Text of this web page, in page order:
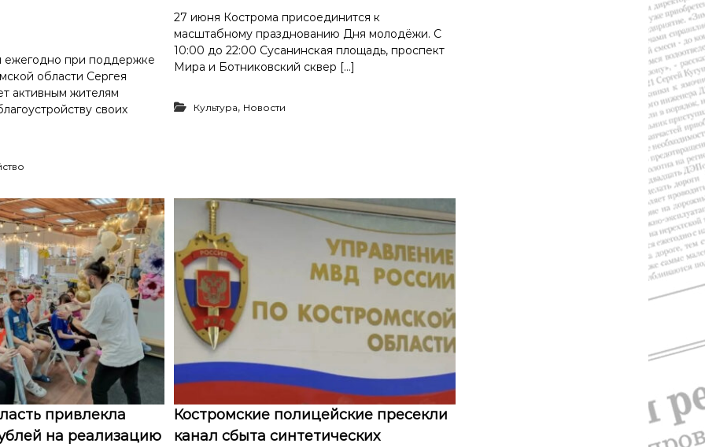
ежегодно при поддержке
области Сергея
активным жителям
своих
27 июня Кострома присоединится к
масштабному празднованию Дня молодёжи. С
10:00 до 22:00 Сусанинская площадь, проспект
Мира и Ботниковский сквер […]
Культура, Новости
привлекла
на реализацию
Костромские полицейские пресекли
канал сбыта синтетических